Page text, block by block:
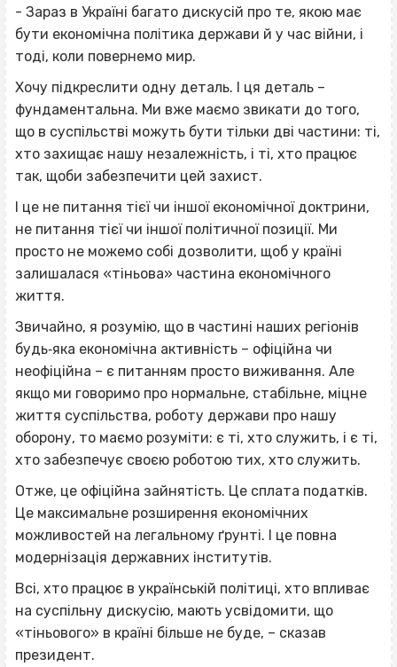
- Зараз в Україні багато дискусій про те, якою має
бути економічна політика держави й у час війни, і
тоді, коли повернемо мир.
Хочу підкреслити одну деталь. І ця деталь –
фундаментальна. Ми вже маємо звикати до того,
що в суспільстві можуть бути тільки дві частини: ті,
хто захищає нашу незалежність, і ті, хто працює
так, щоби забезпечити цей захист.
І це не питання тієї чи іншої економічної доктрини,
не питання тієї чи іншої політичної позиції. Ми
просто не можемо собі дозволити, щоб у країні
залишалася «тіньова» частина економічного
життя.
Звичайно, я розумію, що в частині наших регіонів
будь‐яка економічна активність – офіційна чи
неофіційна – є питанням просто виживання. Але
якщо ми говоримо про нормальне, стабільне, міцне
життя суспільства, роботу держави про нашу
оборону, то маємо розуміти: є ті, хто служить, і є ті,
хто забезпечує своєю роботою тих, хто служить.
Отже, це офіційна зайнятість. Це сплата податків.
Це максимальне розширення економічних
можливостей на легальному ґрунті. І це повна
модернізація державних інститутів.
Всі, хто працює в українській політиці, хто впливає
на суспільну дискусію, мають усвідомити, що
«тіньового» в країні більше не буде, – сказав
президент.